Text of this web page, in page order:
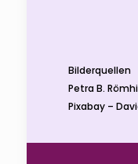
Bilderquellen
Petra B.
Pixabay –